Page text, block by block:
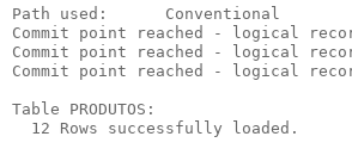
Path used:      Conventional
Commit point reached - logical
Commit point reached - logical
Commit point reached - logical
Table PRODUTOS:
  12 Rows successfully loaded.